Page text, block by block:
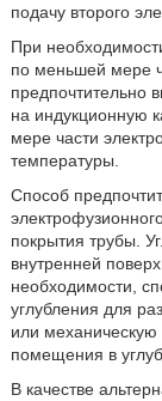
подачу второго
При
по меньшей мере
предпочтительно
на индукционную
мере части
температуры.
Способ
покрытия трубы.
внутренней
необходимости,
углубления для
или механическую
помещения в
В качестве